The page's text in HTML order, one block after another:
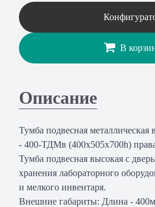
В
Описание
Тумба подвесная металлическая
- 400-ТДМв (400х505х700h)
Тумба подвесная высокая с
хранения лабораторного
и мелкого инвентаря.
Внешние габариты: Длина -